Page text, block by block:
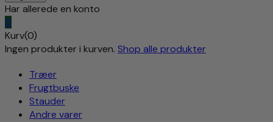
Har allerede en konto
0
Kurv(0)
Ingen produkter i kurven. Shop alle produkter
Træer
Frugtbuske
Stauder
Andre varer